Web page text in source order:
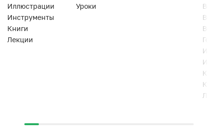
Иллюстрации
Инструменты
Книги
Лекции
Уроки
Веб